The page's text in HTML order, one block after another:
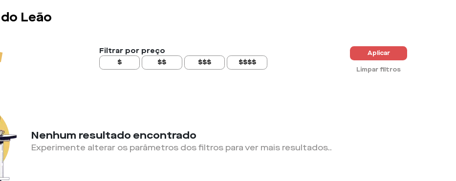
Leão
Filtrar por preço
$ $$ $$$ $$$$
Aplicar
Limpar filtros
Nenhum resultado encontrado
Experimente alterar os parâmetros dos filtros para ver mais resultados..